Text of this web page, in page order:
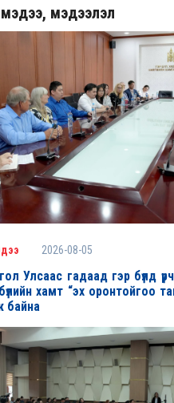
мэдээлэл
2026-08-05
Улсаас гадаад гэр бүлд
хамт “эх оронтойгоо
байна